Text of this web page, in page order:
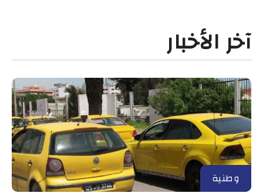
آخر الأخبار
وطنية